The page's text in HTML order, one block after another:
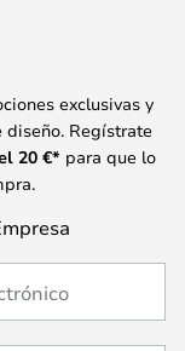
exclusivas y
Regístrate
20 €* para que lo